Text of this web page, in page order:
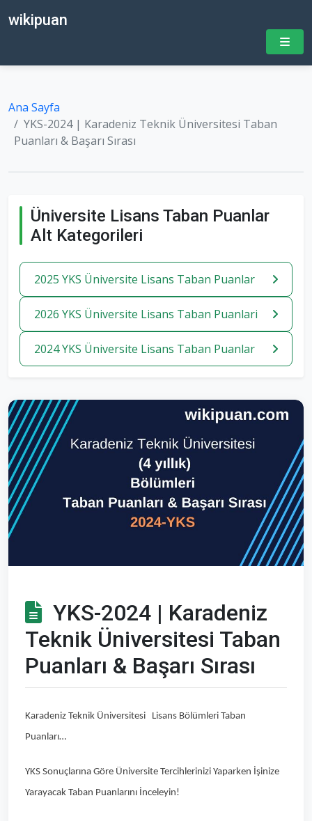
wikipuan
Ana Sayfa
YKS-2024 | Karadeniz Teknik Üniversitesi Taban
Puanları & Başarı Sırası
Üniversite Lisans Taban Puanlar
Alt Kategorileri
2025 YKS Üniversite Lisans Taban Puanlar
2026 YKS Üniversite Lisans Taban Puanlari
2024 YKS Üniversite Lisans Taban Puanlar
YKS-2024 | Karadeniz
Teknik Üniversitesi Taban
Puanları & Başarı Sırası
Karadeniz Teknik Üniversitesi Lisans Bölümleri Taban
Puanları…
YKS Sonuçlarına Göre Üniversite Tercihlerinizi Yaparken İşinize
Yarayacak Taban Puanlarını İnceleyin!